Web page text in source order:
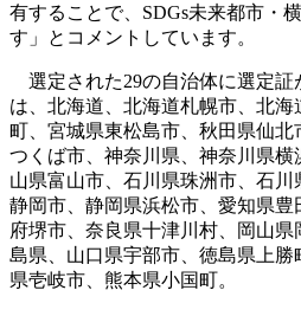
有することで、SDGs未来都市・
す」とコメントしています。
選定された29の自治体に選定証
は、北海道、北海道札幌市、北海
町、宮城県東松島市、秋田県仙
つくば市、神奈川県、神奈川県
山県富山市、石川県珠洲市、石
静岡市、静岡県浜松市、愛知県
府堺市、奈良県十津川村、岡山
島県、山口県宇部市、徳島県上
県壱岐市、熊本県小国町。